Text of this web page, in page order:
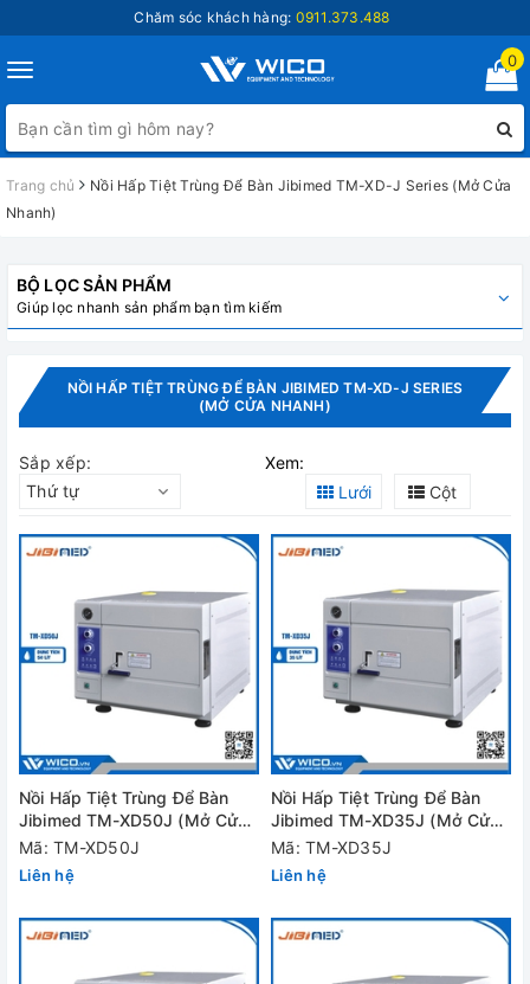
Chăm sóc khách hàng: 0911.373.488
Toggle
navigation
0
Trang chủ
Nồi Hấp Tiệt Trùng Để Bàn Jibimed TM-XD-J Series (Mở Cửa
Nhanh)
BỘ LỌC SẢN PHẨM
Giúp lọc nhanh sản phẩm bạn tìm kiếm
NỒI HẤP TIỆT TRÙNG ĐỂ BÀN JIBIMED TM-XD-J SERIES
(MỞ CỬA NHANH)
Sắp xếp:
Thứ tự
Xem:
Lưới
Cột
Nồi Hấp Tiệt Trùng Để Bàn
Jibimed TM-XD50J (Mở Cửa
Nhanh)
Mã: TM-XD50J
Liên hệ
Nồi Hấp Tiệt Trùng Để Bàn
Jibimed TM-XD35J (Mở Cửa
Nhanh)
Mã: TM-XD35J
Liên hệ